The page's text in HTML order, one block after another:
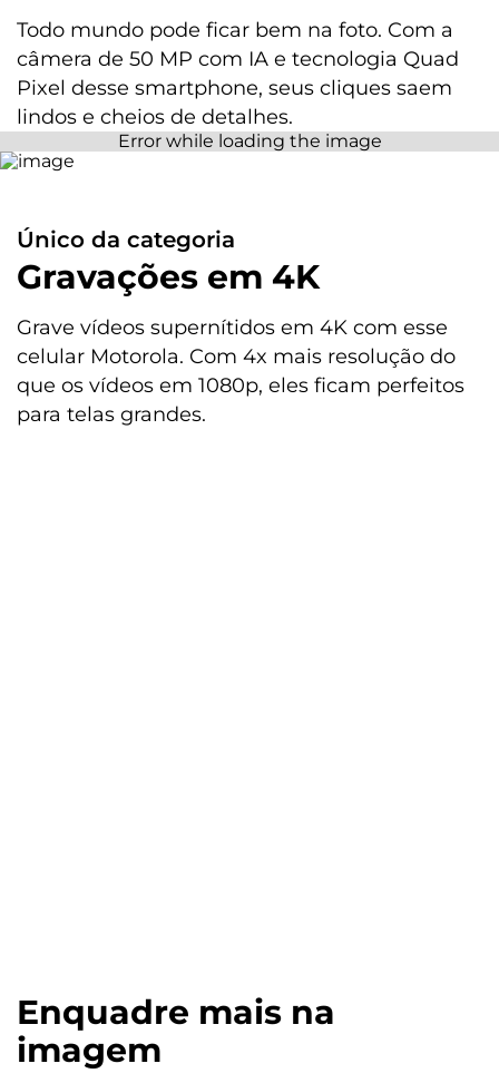
Bateria
Tamanho da bateria
5000 mAh
Tipo de carregador:
Sensores
Acelerômetro
Proximidade
Luz Ambiente
Giroscópio
Bússola
Desbloqueio Facial
Zoom Digital: 6x
Flash: Sim | LED
Câmera Frontal
Todo mundo pode ficar bem na foto. Com a
câmera de 50 MP com IA e tecnologia Quad
Pixel desse smartphone, seus cliques saem
lindos e cheios de detalhes.
Único da categoria
Gravações em 4K
Grave vídeos supernítidos em 4K com esse
celular Motorola. Com 4x mais resolução do
que os vídeos em 1080p, eles ficam perfeitos
para telas grandes.
Enquadre mais na
imagem